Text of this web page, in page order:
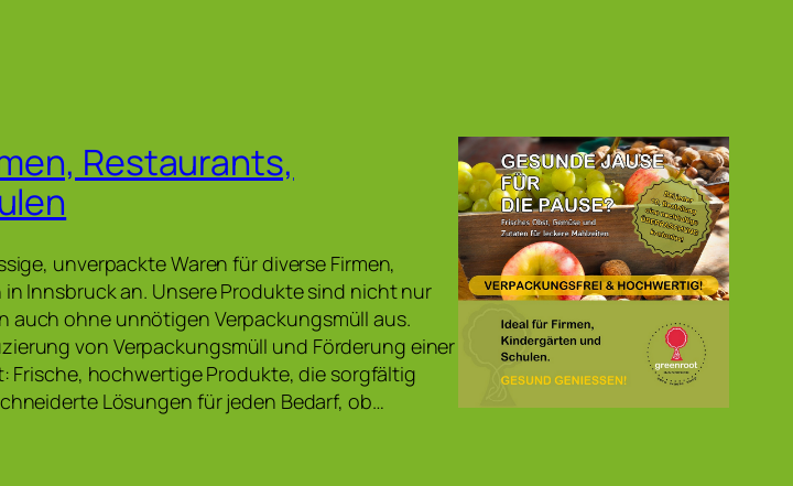
Restaurants,
unverpackte Waren für diverse Firmen,
Innsbruck an. Unsere Produkte sind nicht nur
auch ohne unnötigen Verpackungsmüll aus.
von Verpackungsmüll und Förderung einer
hochwertige Produkte, die sorgfältig
Lösungen für jeden Bedarf, ob…